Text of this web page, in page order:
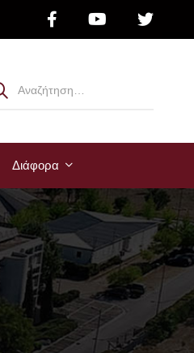
Διάφορα